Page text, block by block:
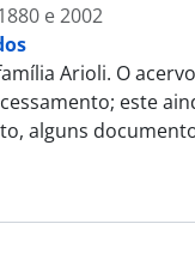
e 2002
Arioli. O
este
alguns